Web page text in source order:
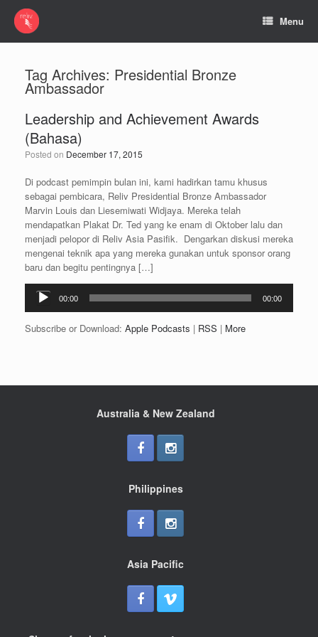
Menu
Tag Archives: Presidential Bronze
Ambassador
Leadership and Achievement Awards
(Bahasa)
Posted on December 17, 2015
Di podcast pemimpin bulan ini, kami hadirkan tamu khusus
sebagai pembicara, Reliv Presidential Bronze Ambassador
Marvin Louis dan Liesemiwati Widjaya. Mereka telah
mendapatkan Plakat Dr. Ted yang ke enam di Oktober lalu dan
menjadi pelopor di Reliv Asia Pasifik. Dengarkan diskusi mereka
mengenai teknik apa yang mereka gunakan untuk sponsor orang
baru dan begitu pentingnya […]
Audio
Player
00:00 00:00
Subscribe or Download: Apple Podcasts | RSS | More
Australia & New Zealand
Philippines
Asia Pacific